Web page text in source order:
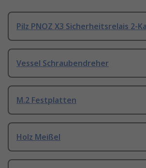
Pilz PNOZ X3 Sicherheitsrelais 2-
Vessel Schraubendreher
M.2 Festplatten
Holz Meißel